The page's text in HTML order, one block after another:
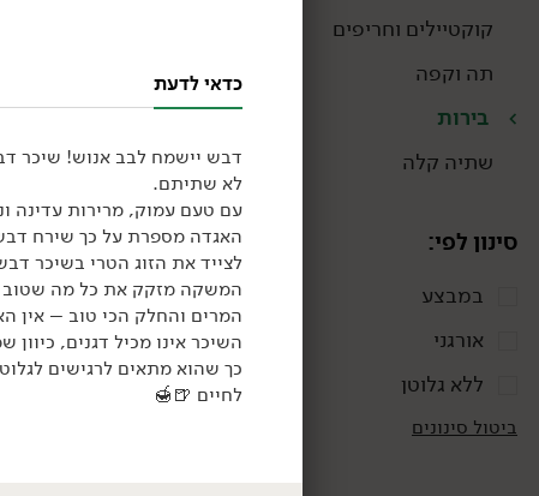
קוקטיילים וחריפים
תה וקפה
בירות
שתיה קלה
סינון לפי:
במבצע
אורגני
ללא גלוטן
ביטול סינונים
כדאי לדעת
דבש יישמח לבב אנוש! שיכר
לא שתיתם.
עם טעם עמוק, מרירות עדינה וניחוח
האגדה מספרת על כך שירח
לצייד את הזוג הטרי בשיכר
המשקה מזקק את כל מה שטוב
המרים והחלק הכי טוב – אין
השיכר אינו מכיל דגנים,
כך שהוא מתאים לרגישים
לחיים 🍺
🍯